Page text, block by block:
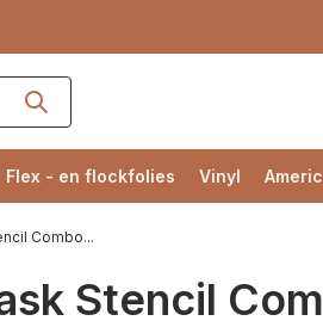
Flex - en flockfolies Vinyl
Combo...
Stencil